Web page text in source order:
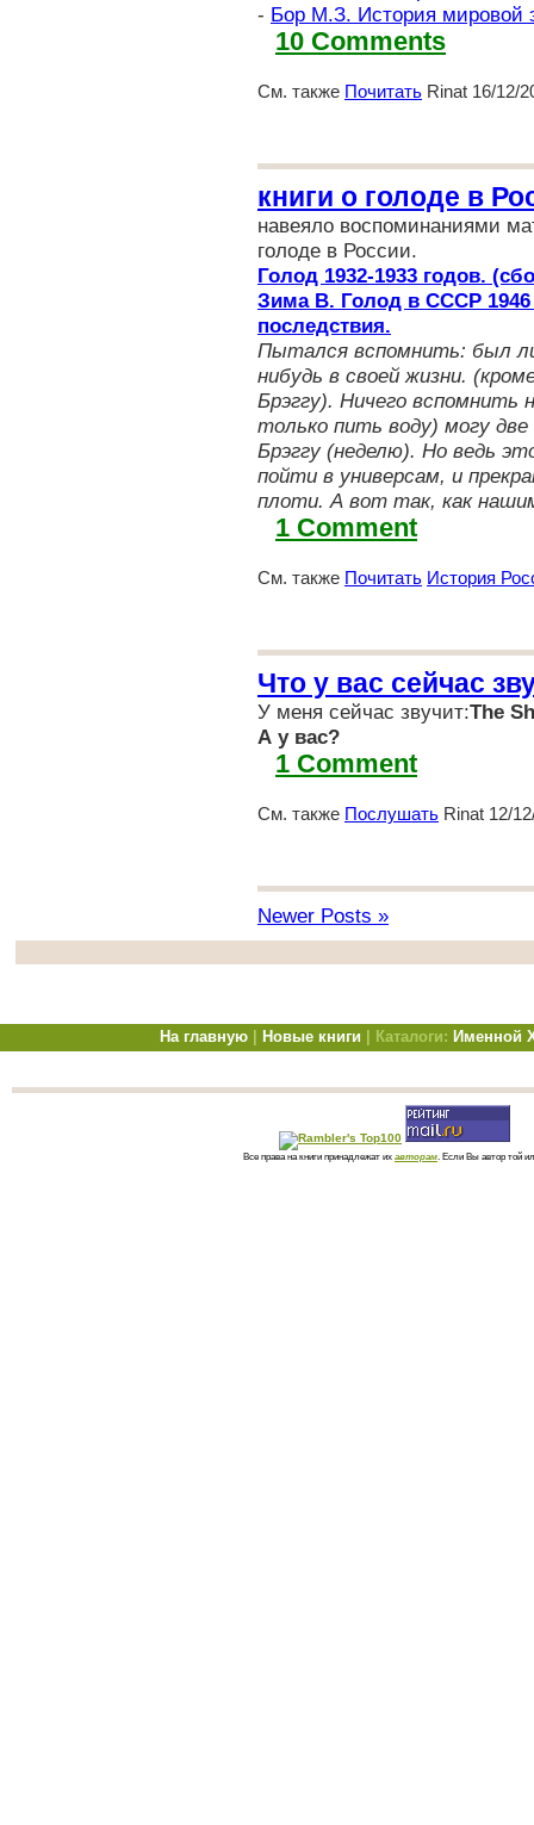
- Бор М.З. История мировой
10 Comments
См. также Почитать Rinat 16/12/
книги о голоде в
навеяло воспоминаниями
голоде в России.
Голод 1932-1933 годов.
Зима В. Голод в СССР 1946
последствия.
Пытался вспомнить: был
нибудь в своей жизни.
Брэггу). Ничего вспомнить
только пить воду) могу две
Брэггу (неделю). Но ведь
пойти в универсам, и
плоти. А вот так, как
1 Comment
См. также Почитать История
Что у вас сейчас
У меня сейчас звучит:The
А у вас?
1 Comment
См. также Послушать Rinat 12/
Newer Posts »
На главную Новые книги | Каталоги: Именной
Все права на книги принадлежат их авторам. Если Вы автор той